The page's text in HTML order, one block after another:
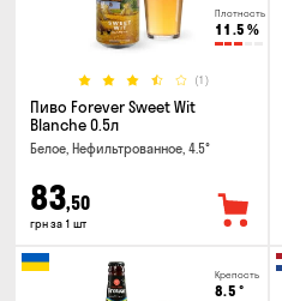
Плотность
11.5 %
(1)
Пиво Forever Sweet Wit
Blanche 0.5л
Белое, Нефильтрованное, 4.5°
83,50
грн за 1 шт
Крепость
8.5 °